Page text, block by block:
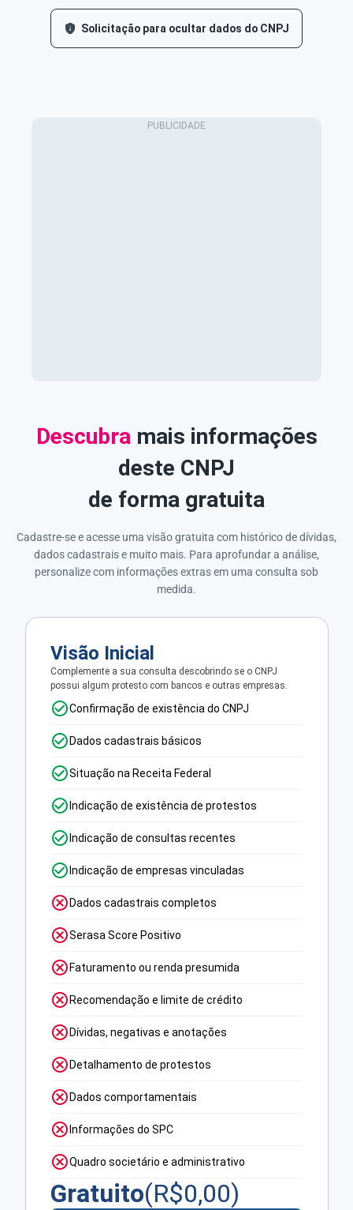
Solicitação para ocultar dados do CNPJ
Descubra mais informações
deste CNPJ
de forma gratuita
Cadastre-se e acesse uma visão gratuita com histórico de dívidas,
dados cadastrais e muito mais. Para aprofundar a análise,
personalize com informações extras em uma consulta sob
medida.
Visão Inicial
Complemente a sua consulta descobrindo se o CNPJ
possui algum protesto com bancos e outras empresas.
Confirmação de existência do CNPJ
Dados cadastrais básicos
Situação na Receita Federal
Indicação de existência de protestos
Indicação de consultas recentes
Indicação de empresas vinculadas
Dados cadastrais completos
Serasa Score Positivo
Faturamento ou renda presumida
Recomendação e limite de crédito
Dívidas, negativas e anotações
Detalhamento de protestos
Dados comportamentais
Informações do SPC
Quadro societário e administrativo
Gratuito(R$0,00)